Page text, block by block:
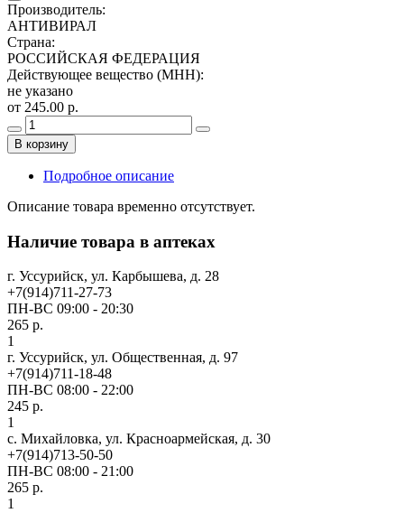
Производитель:
АНТИВИРАЛ
Страна:
РОССИЙСКАЯ ФЕДЕРАЦИЯ
Действующее вещество (МНН):
не указано
от 245.00 р.
В корзину
Подробное описание
Описание товара временно отсутствует.
Наличие товара в аптеках
г. Уссурийск, ул. Карбышева, д. 28
+7(914)711-27-73
ПН-ВС 09:00 - 20:30
265 р.
1
г. Уссурийск, ул. Общественная, д. 97
+7(914)711-18-48
ПН-ВС 08:00 - 22:00
245 р.
1
с. Михайловка, ул. Красноармейская, д. 30
+7(914)713-50-50
ПН-ВС 08:00 - 21:00
265 р.
1